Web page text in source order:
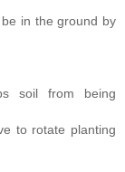
in the ground by
soil from being
to rotate planting